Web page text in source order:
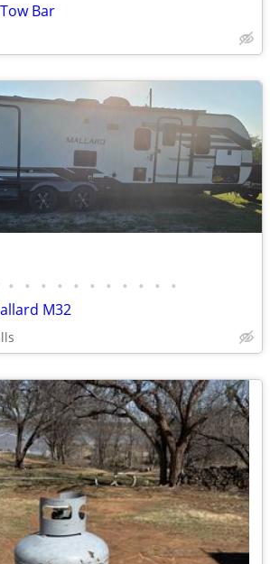
Bar
• • • • • • • • • • •
M32